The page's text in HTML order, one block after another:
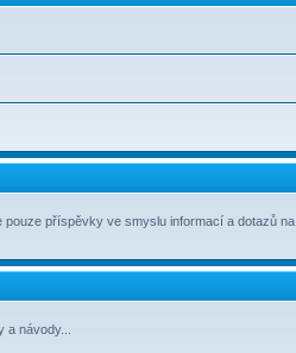
příspěvky ve smyslu informací a dotazů na
návody...